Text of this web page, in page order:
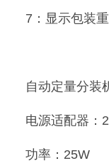
7：显示包装
自动定量分装
电源适配器：
功率：25W